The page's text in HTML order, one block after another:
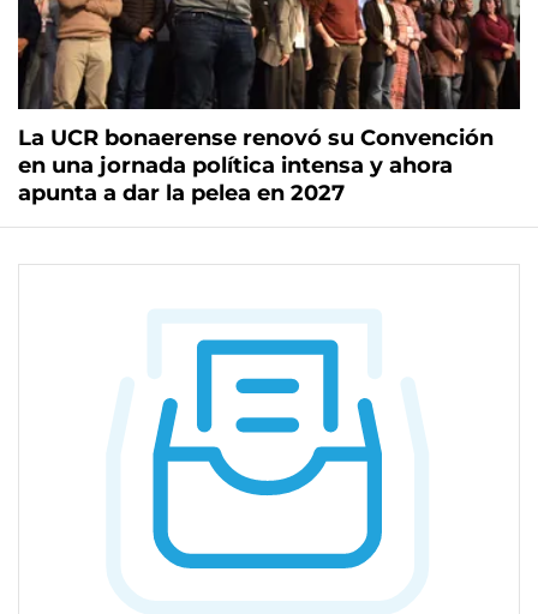
La UCR bonaerense renovó su Convención
en una jornada política intensa y ahora
apunta a dar la pelea en 2027